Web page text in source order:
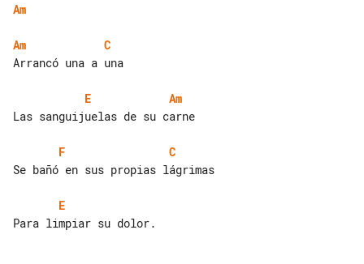
Am
Am
C
Arrancó una a una
E
Am
Las sanguijuelas de su carne
F
C
Se bañó en sus propias lágrimas
E
Para limpiar su dolor.